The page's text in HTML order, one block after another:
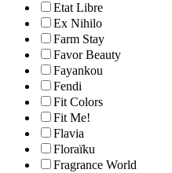
Etat Libre
Ex Nihilo
Farm Stay
Favor Beauty
Fayankou
Fendi
Fit Colors
Fit Me!
Flavia
Floraïku
Fragrance World